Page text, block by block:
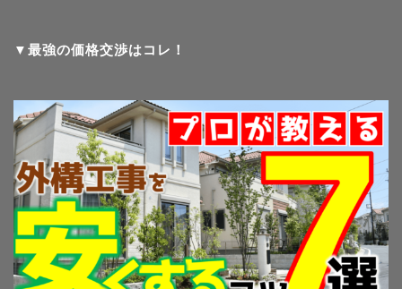
▼最強の価格交渉はコレ！